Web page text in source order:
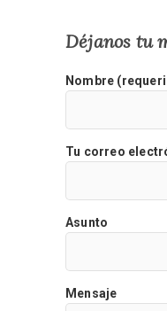
Déjanos tu
Nombre
Tu correo
Asunto
Mensaje